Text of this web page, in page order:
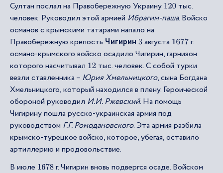
Султан послал на Правобережную Украину 120 тыс.
человек. Руководил этой армией Ибрагим-паша. Войско
османов с крымскими татарами напало на
Правобережную крепость Чигирин 3августа 1677г.
османо-крымского войско осадило Чигирин, гарнизон
которого насчитывал 12 тыс. человек. С собой турки
везли ставленника – Юрия Хмельницкого, сына Богдана
Хмельницкого, который находился в плену. Героической
обороной руководил И.И. Ржевский. На помощь
Чигирину пошла русско-украинская армия под
руководством Г.Г. Ромодановского. Эта армия разбила
крымско-турецкое войско, которое, убегая, оставило
артиллерию и продовольствие.
В июле 1678г. Чигирин вновь подвергся осаде. Войском